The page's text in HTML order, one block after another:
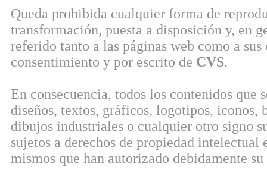
Queda prohibida cualquier forma de
transformación, puesta a disposición y, en
referido tanto a las páginas web como a
consentimiento y por escrito de CVS.
En consecuencia, todos los contenidos que
diseños, textos, gráficos, logotipos, iconos,
dibujos industriales o cualquier otro signo
sujetos a derechos de propiedad
mismos que han autorizado debidamente